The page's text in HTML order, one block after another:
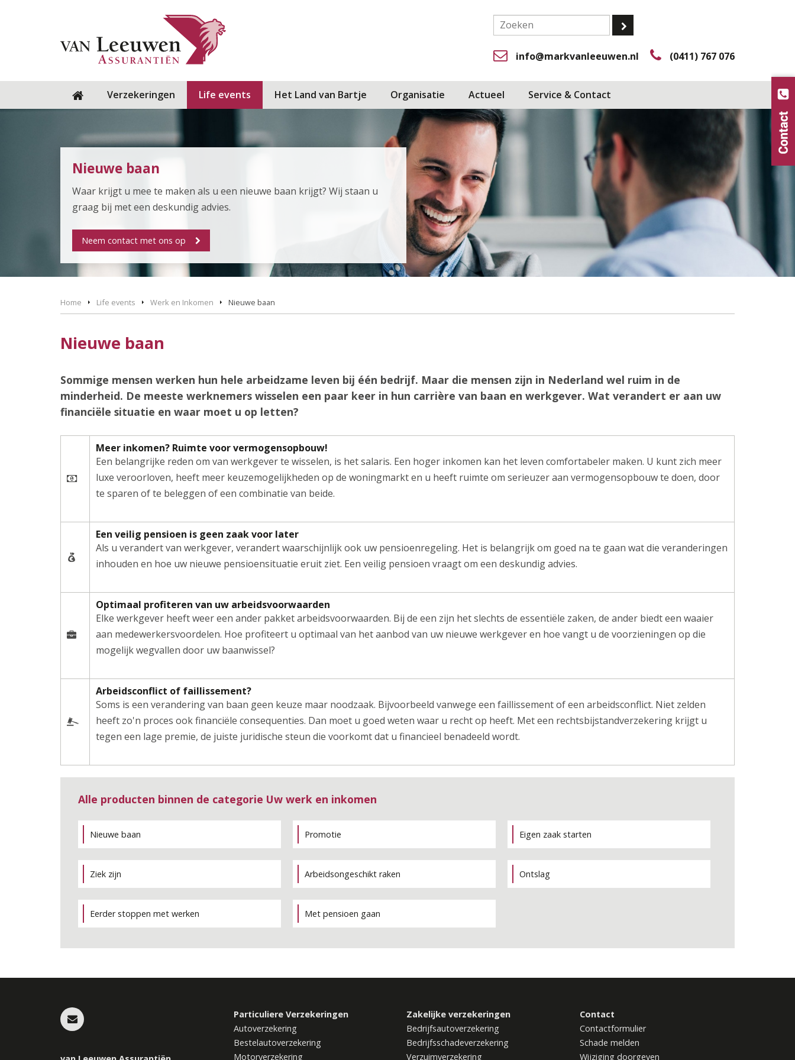
info@markvanleeuwen.nl (0411) 767 076
Verzekeringen Life events Het Land van Bartje Organisatie Actueel Service & Contact
Nieuwe baan
Waar krijgt u mee te maken als u een nieuwe baan krijgt? Wij staan u
graag bij met een deskundig advies.
Neem contact met ons op
Home Life events Werk en Inkomen Nieuwe baan
Nieuwe baan
Sommige mensen werken hun hele arbeidzame leven bij één bedrijf. Maar die mensen zijn in Nederland wel ruim in de
minderheid. De meeste werknemers wisselen een paar keer in hun carrière van baan en werkgever. Wat verandert er aan uw
financiële situatie en waar moet u op letten?
Meer inkomen? Ruimte voor vermogensopbouw!
Een belangrijke reden om van werkgever te wisselen, is het salaris. Een hoger inkomen kan het leven comfortabeler maken. U kunt zich meer
luxe veroorloven, heeft meer keuzemogelijkheden op de woningmarkt en u heeft ruimte om serieuzer aan vermogensopbouw te doen, door
te sparen of te beleggen of een combinatie van beide.
Een veilig pensioen is geen zaak voor later
Als u verandert van werkgever, verandert waarschijnlijk ook uw pensioenregeling. Het is belangrijk om goed na te gaan wat die veranderingen
inhouden en hoe uw nieuwe pensioensituatie eruit ziet. Een veilig pensioen vraagt om een deskundig advies.
Optimaal profiteren van uw arbeidsvoorwaarden
Elke werkgever heeft weer een ander pakket arbeidsvoorwaarden. Bij de een zijn het slechts de essentiële zaken, de ander biedt een waaier
aan medewerkersvoordelen. Hoe profiteert u optimaal van het aanbod van uw nieuwe werkgever en hoe vangt u de voorzieningen op die
mogelijk wegvallen door uw baanwissel?
Arbeidsconflict of faillissement?
Soms is een verandering van baan geen keuze maar noodzaak. Bijvoorbeeld vanwege een faillissement of een arbeidsconflict. Niet zelden
heeft zo'n proces ook financiële consequenties. Dan moet u goed weten waar u recht op heeft. Met een rechtsbijstandverzekering krijgt u
tegen een lage premie, de juiste juridische steun die voorkomt dat u financieel benadeeld wordt.
Alle producten binnen de categorie Uw werk en inkomen
Nieuwe baan Promotie Eigen zaak starten
Ziek zijn Arbeidsongeschikt raken Ontslag
Eerder stoppen met werken Met pensioen gaan
Particuliere Verzekeringen
Autoverzekering
Bestelautoverzekering
Motorverzekering
Zakelijke verzekeringen
Bedrijfsautoverzekering
Bedrijfsschadeverzekering
Verzuimverzekering
Contact
Contactformulier
Schade melden
Wijziging doorgeven